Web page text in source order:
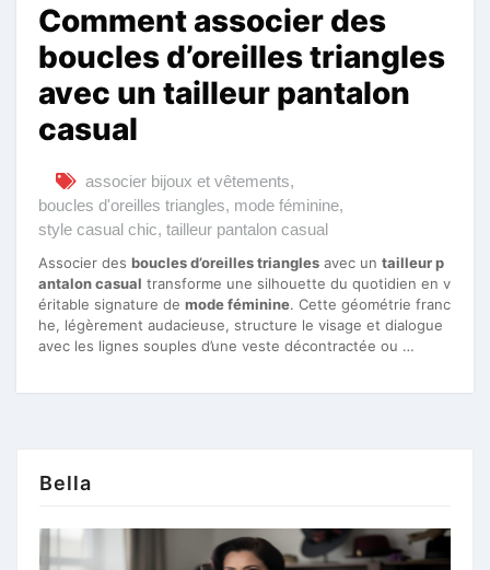
Comment associer des
boucles d’oreilles triangles
avec un tailleur pantalon
casual
associer bijoux et vêtements,
boucles d'oreilles triangles, mode féminine,
style casual chic, tailleur pantalon casual
Associer des boucles d’oreilles triangles avec un tailleur p
antalon casual transforme une silhouette du quotidien en v
éritable signature de mode féminine. Cette géométrie franc
he, légèrement audacieuse, structure le visage et dialogue
avec les lignes souples d’une veste décontractée ou …
Bella